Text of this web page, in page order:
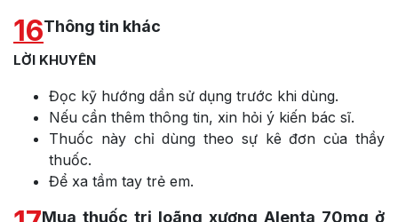
16Thông tin khác
LỜI KHUYÊN
Đọc kỹ hướng dần sử dụng trước khi dùng.
Nếu cần thêm thông tin, xin hỏi ý kiến bác sĩ.
Thuốc này chỉ dùng theo sự kê đơn của thầy
thuốc.
Để xa tầm tay trẻ em.
Mua thuốc trị loãng xương Alenta 70mg ở